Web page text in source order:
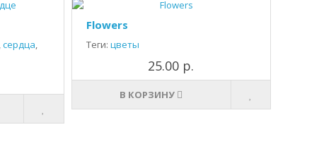
,сердца,
Flowers
Теги: цветы
25.00 р.
В КОРЗИНУ